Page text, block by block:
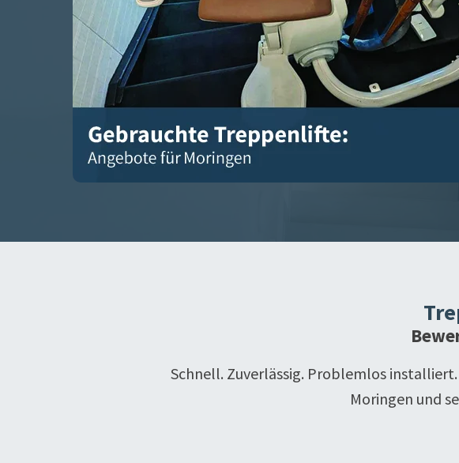
Schnell. Zuverlässig. Problemlos
Moringen und